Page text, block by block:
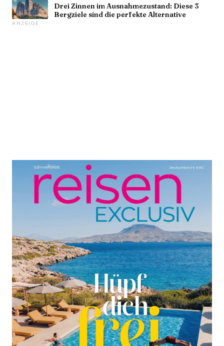
Drei Zinnen im Ausnahmezustand: Diese 3
Bergziele sind die perfekte Alternative
ANZEIGE